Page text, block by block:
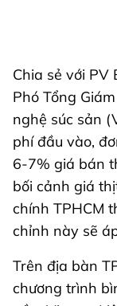
Chia sẻ với PV
Phó Tổng
nghệ súc sản
phí đầu vào,
6-7% giá bán
bối cảnh giá
chính TPHCM
chỉnh này sẽ
Trên địa bàn
chương trình